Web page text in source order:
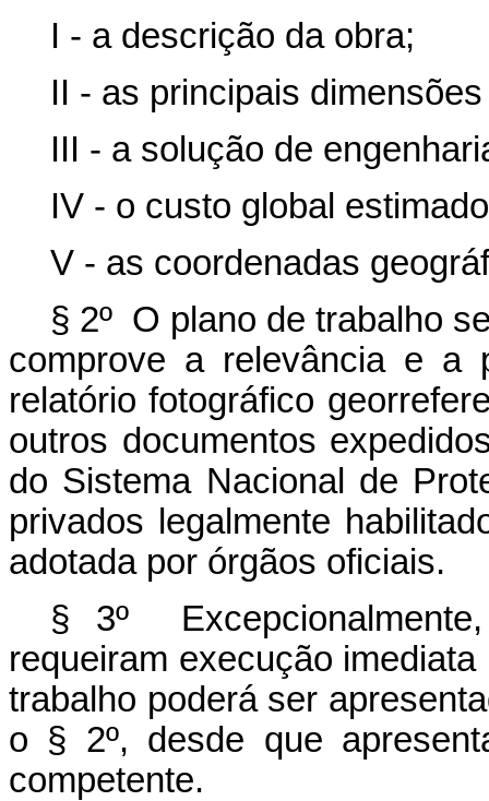
I - a descrição da obra;
II - as principais
III - a solução de
IV - o custo global
V - as coordenadas
§ 2º O plano de trabalho
comprove a relevância e a
relatório fotográfico
outros documentos
do Sistema Nacional de
privados legalmente
adotada por órgãos oficiais.
§ 3º
requeiram execução
trabalho poderá ser
o § 2º, desde que
competente.